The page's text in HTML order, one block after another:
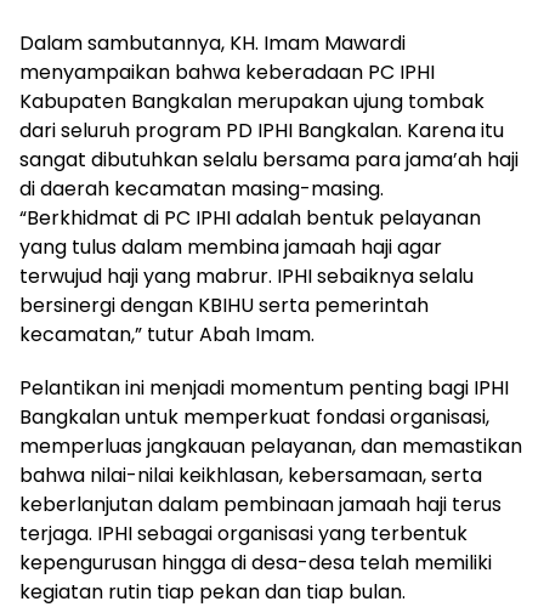
Dalam sambutannya, KH. Imam Mawardi
menyampaikan bahwa keberadaan PC IPHI
Kabupaten Bangkalan merupakan ujung tombak
dari seluruh program PD IPHI Bangkalan. Karena itu
sangat dibutuhkan selalu bersama para jama’ah haji
di daerah kecamatan masing-masing.
“Berkhidmat di PC IPHI adalah bentuk pelayanan
yang tulus dalam membina jamaah haji agar
terwujud haji yang mabrur. IPHI sebaiknya selalu
bersinergi dengan KBIHU serta pemerintah
kecamatan,” tutur Abah Imam.
Pelantikan ini menjadi momentum penting bagi IPHI
Bangkalan untuk memperkuat fondasi organisasi,
memperluas jangkauan pelayanan, dan memastikan
bahwa nilai-nilai keikhlasan, kebersamaan, serta
keberlanjutan dalam pembinaan jamaah haji terus
terjaga. IPHI sebagai organisasi yang terbentuk
kepengurusan hingga di desa-desa telah memiliki
kegiatan rutin tiap pekan dan tiap bulan.